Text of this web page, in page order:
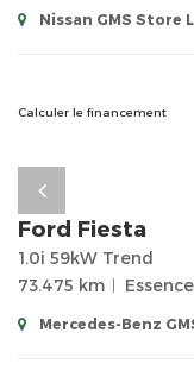
Nissan GMS Store
Calculer le financement
Ford Fiesta
1.0i 59kW Trend
73.475 km
Essence
Mercedes-Benz